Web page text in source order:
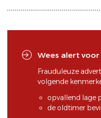
Wees alert
Frauduleuze
volgende
opvallend lage
de oldtimer